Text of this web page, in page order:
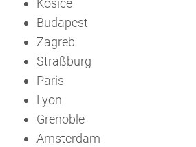
Kosice
Budapest
Zagreb
Straßburg
Paris
Lyon
Grenoble
Amsterdam